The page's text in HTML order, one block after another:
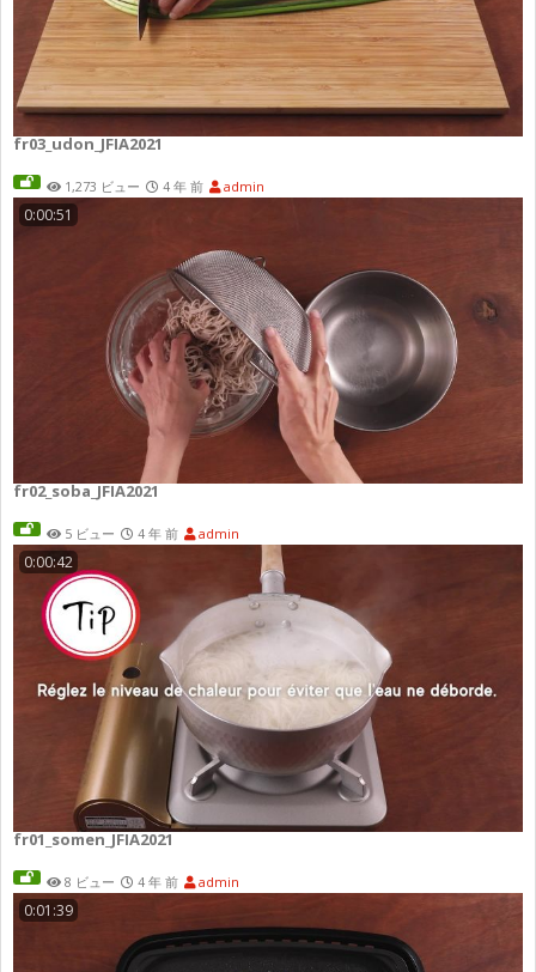
fr03_udon_JFIA2021
1,273 ビュー 4 年 前 admin
0:00:51
fr02_soba_JFIA2021
5 ビュー 4 年 前 admin
0:00:42
fr01_somen_JFIA2021
8 ビュー 4 年 前 admin
0:01:39